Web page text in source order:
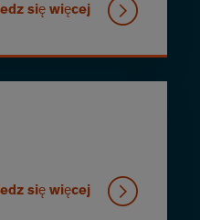
się więcej
się więcej